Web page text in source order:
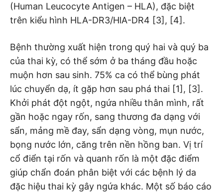
(Human Leucocyte Antigen – HLA), đặc biệt
trên kiểu hình HLA-DR3/HlA-DR4 [3], [4].
Bệnh thường xuất hiện trong quý hai và quý ba
của thai kỳ, có thể sớm ở ba tháng đầu hoặc
muộn hơn sau sinh. 75% ca có thể bùng phát
lúc chuyển dạ, ít gặp hơn sau phá thai [1], [3].
Khởi phát đột ngột, ngứa nhiều thân mình, rất
gần hoặc ngay rốn, sang thương đa dạng với
sẩn, mảng mề đay, sẩn dạng vòng, mụn nước,
bọng nước lớn, căng trên nền hồng ban. Vị trí
cổ điển tại rốn và quanh rốn là một đặc điểm
giúp chẩn đoán phân biệt với các bệnh lý da
đặc hiệu thai kỳ gây ngứa khác. Một số báo cáo